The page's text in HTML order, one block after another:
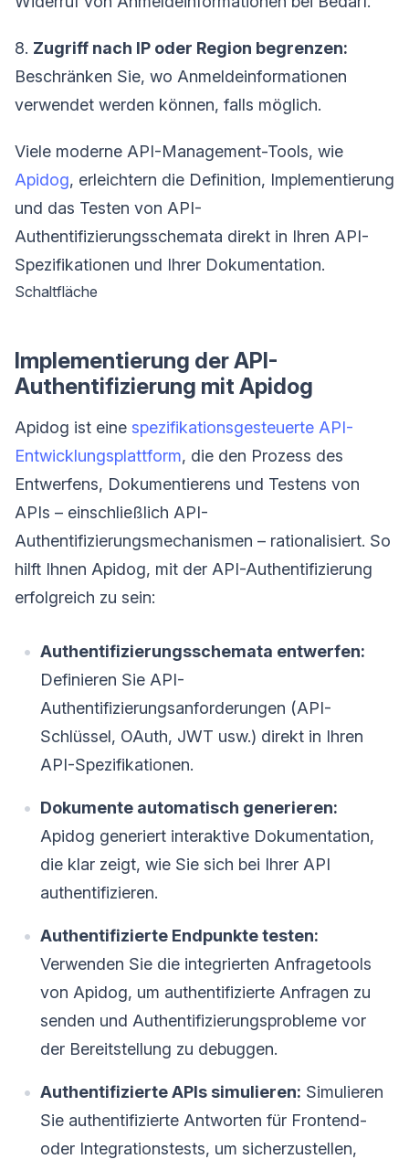
8. Zugriff nach IP oder Region begrenzen:
Beschränken Sie, wo Anmeldeinformationen
verwendet werden können, falls möglich.
Viele moderne API-Management-Tools, wie
Apidog, erleichtern die Definition, Implementierung
und das Testen von API-
Authentifizierungsschemata direkt in Ihren API-
Spezifikationen und Ihrer Dokumentation.
Schaltfläche
Implementierung der API-
Authentifizierung mit Apidog
Apidog ist eine spezifikationsgesteuerte API-
Entwicklungsplattform, die den Prozess des
Entwerfens, Dokumentierens und Testens von
APIs – einschließlich API-
Authentifizierungsmechanismen – rationalisiert. So
hilft Ihnen Apidog, mit der API-Authentifizierung
erfolgreich zu sein:
Authentifizierungsschemata entwerfen:
Definieren Sie API-
Authentifizierungsanforderungen (API-
Schlüssel, OAuth, JWT usw.) direkt in Ihren
API-Spezifikationen.
Dokumente automatisch generieren:
Apidog generiert interaktive Dokumentation,
die klar zeigt, wie Sie sich bei Ihrer API
authentifizieren.
Authentifizierte Endpunkte testen:
Verwenden Sie die integrierten Anfragetools
von Apidog, um authentifizierte Anfragen zu
senden und Authentifizierungsprobleme vor
der Bereitstellung zu debuggen.
Authentifizierte APIs simulieren: Simulieren
Sie authentifizierte Antworten für Frontend-
oder Integrationstests, um sicherzustellen,